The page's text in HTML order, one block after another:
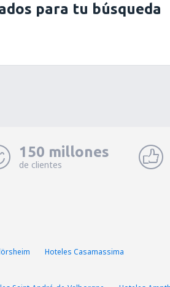
para tu búsqueda
150 millones
de clientes
Hoteles Casamassima